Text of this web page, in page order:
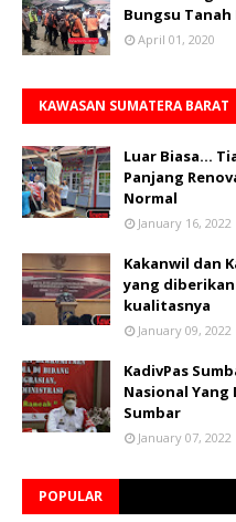
Bungsu Tanah
April 01, 2020
KAWASAN SUMATERA BARAT
Luar Biasa...
Panjang
Normal
January 16, 2022
Kakanwil dan
yang
kualitasnya
January 09, 2022
KadivPas
Nasional Yang
Sumbar
January 07, 2022
POPULAR